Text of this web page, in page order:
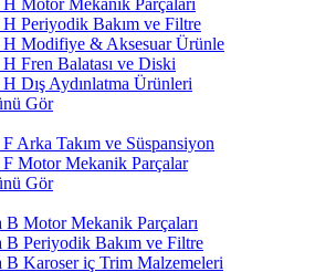
Motor Mekanik Parçaları
H Periyodik Bakım ve Filtre
H Modifiye & Aksesuar Ürünle
Fren Balatası ve Diski
Dış Aydınlatma Ürünleri
Gör
Arka Takım ve Süspansiyon
F Motor Mekanik Parçalar
Gör
B Motor Mekanik Parçaları
B Periyodik Bakım ve Filtre
B Karoser iç Trim Malzemeleri